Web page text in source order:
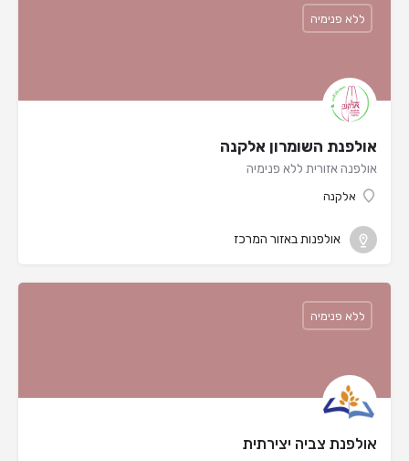
אולפנת השומרון אלקנה
אולפנה אזורית ללא פנימיה
אלקנה
ללא פנימיה
אולפנות באזור המרכז
אולפנת צביה יצירתית
ללא פנימיה